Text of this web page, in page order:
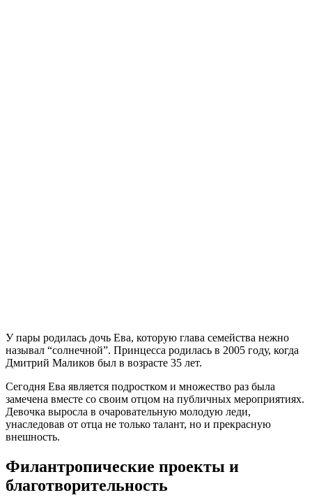
У пары родилась дочь Ева, которую глава семейства нежно
называл “солнечной”. Принцесса родилась в 2005 году, когда
Дмитрий Маликов был в возрасте 35 лет.
Сегодня Ева является подростком и множество раз была
замечена вместе со своим отцом на публичных мероприятиях.
Девочка выросла в очаровательную молодую леди,
унаследовав от отца не только талант, но и прекрасную
внешность.
Филантропические проекты и
благотворительность